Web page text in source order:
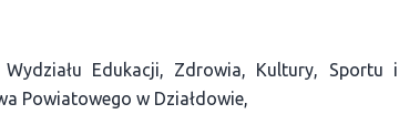
Edukacji, Zdrowia, Kultury, Sportu i
Powiatowego w Działdowie,